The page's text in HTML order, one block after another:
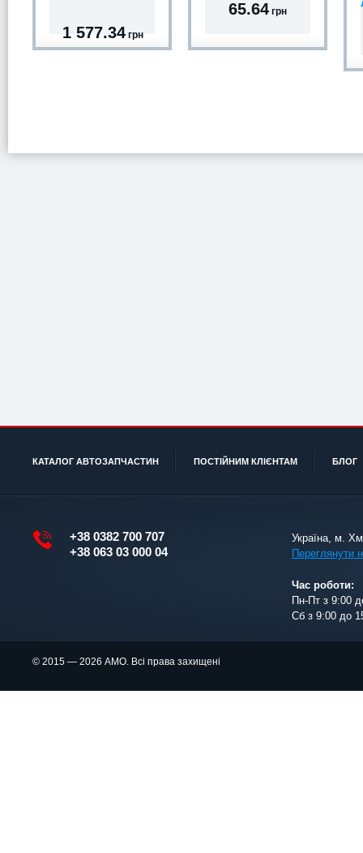
1 577.34 грн
65.64 грн
КАТАЛОГ АВТОЗАПЧАСТИН ПОСТІЙНИМ КЛІЄНТАМ БЛОГ
+38 0382 700 707
+38 063 03 000 04
Україна, м.
Переглянути
Час роботи:
Пн-Пт з 9:00
Сб з 9:00 до
© 2015 — 2026 АМО. Всі права захищені